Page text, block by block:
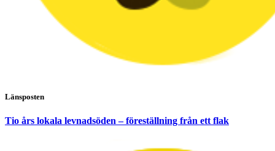
Länsposten
Tio års lokala levnadsöden – föreställning från ett flak